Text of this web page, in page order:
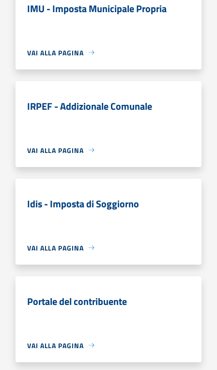
IMU - Imposta Municipale Propria
VAI ALLA PAGINA
IRPEF - Addizionale Comunale
VAI ALLA PAGINA
Idis - Imposta di Soggiorno
VAI ALLA PAGINA
Portale del contribuente
VAI ALLA PAGINA